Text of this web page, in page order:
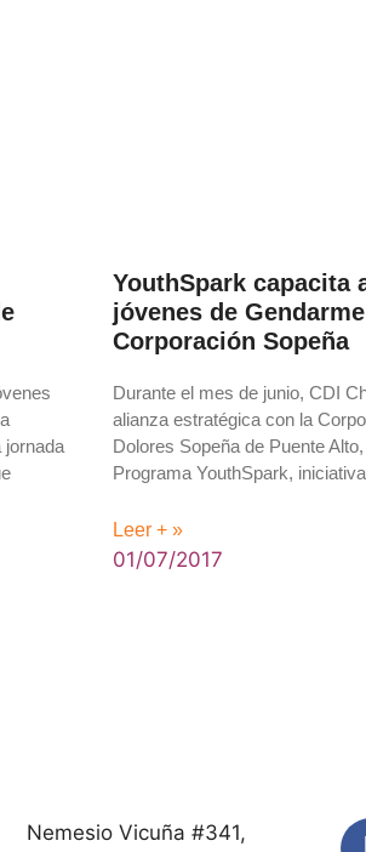
jornada
YouthSpark capacita
jóvenes de
Corporación Sopeña
Durante el mes de junio, CDI
alianza estratégica con la
Dolores Sopeña de Puente
Programa YouthSpark,
Leer + »
01/07/2017
Nemesio Vicuña #341,